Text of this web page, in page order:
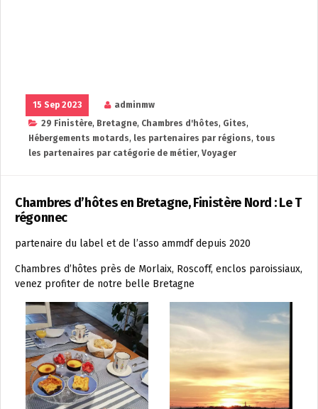
15 Sep 2023
adminmw
29 Finistère, Bretagne, Chambres d'hôtes, Gites,
Hébergements motards, les partenaires par régions, tous
les partenaires par catégorie de métier, Voyager
Chambres d’hôtes en Bretagne, Finistère Nord : Le T
régonnec
partenaire du label et de l’asso ammdf depuis 2020
Chambres d’hôtes près de Morlaix, Roscoff, enclos paroissiaux,
venez profiter de notre belle Bretagne